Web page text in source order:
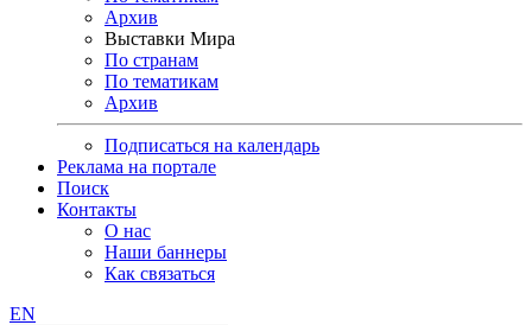
Архив
Выставки Мира
По странам
По тематикам
Архив
Подписаться на календарь
Реклама на портале
Поиск
Контакты
О нас
Наши баннеры
Как связаться
EN